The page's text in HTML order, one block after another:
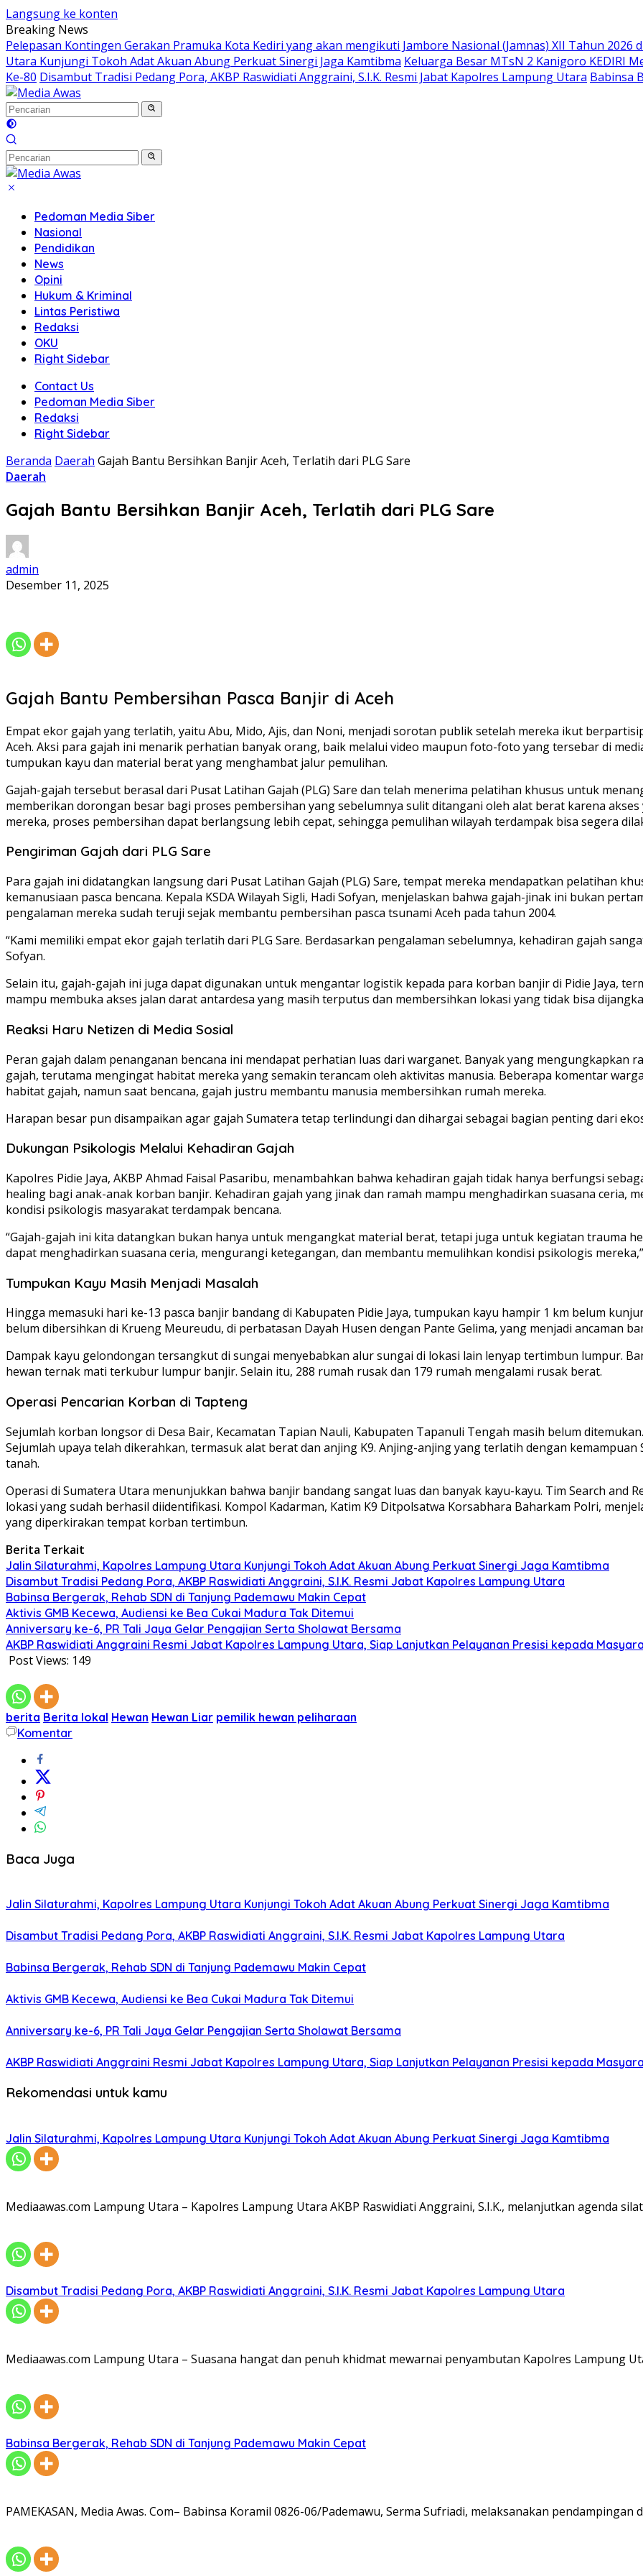
Langsung ke konten
Breaking News
Pelepasan Kontingen Gerakan Pramuka Kota Kediri yang akan mengikuti Jambore Nasional (Jamnas) XII Tahun 2026
Utara Kunjungi Tokoh Adat Akuan Abung Perkuat Sinergi Jaga Kamtibma Keluarga Besar MTsN 2 Kanigoro KEDIRI
Ke-80 Disambut Tradisi Pedang Pora, AKBP Raswidiati Anggraini, S.I.K. Resmi Jabat Kapolres Lampung Utara Babinsa
Pedoman Media Siber
Nasional
Pendidikan
News
Opini
Hukum & Kriminal
Lintas Peristiwa
Redaksi
OKU
Right Sidebar
Contact Us
Pedoman Media Siber
Redaksi
Right Sidebar
Beranda Daerah Gajah Bantu Bersihkan Banjir Aceh, Terlatih dari PLG Sare
Daerah
Gajah Bantu Bersihkan Banjir Aceh, Terlatih dari PLG Sare
admin
Desember 11, 2025
Gajah Bantu Pembersihan Pasca Banjir di Aceh
Empat ekor gajah yang terlatih, yaitu Abu, Mido, Ajis, dan Noni, menjadi sorotan publik setelah mereka ikut
Aceh. Aksi para gajah ini menarik perhatian banyak orang, baik melalui video maupun foto-foto yang tersebar di
tumpukan kayu dan material berat yang menghambat jalur pemulihan.
Gajah-gajah tersebut berasal dari Pusat Latihan Gajah (PLG) Sare dan telah menerima pelatihan khusus untuk
memberikan dorongan besar bagi proses pembersihan yang sebelumnya sulit ditangani oleh alat berat karena
mereka, proses pembersihan dapat berlangsung lebih cepat, sehingga pemulihan wilayah terdampak bisa segera
Pengiriman Gajah dari PLG Sare
Para gajah ini didatangkan langsung dari Pusat Latihan Gajah (PLG) Sare, tempat mereka mendapatkan pelatihan
kemanusiaan pasca bencana. Kepala KSDA Wilayah Sigli, Hadi Sofyan, menjelaskan bahwa gajah-jinak ini bukan
pengalaman mereka sudah teruji sejak membantu pembersihan pasca tsunami Aceh pada tahun 2004.
“Kami memiliki empat ekor gajah terlatih dari PLG Sare. Berdasarkan pengalaman sebelumnya, kehadiran gajah
Sofyan.
Selain itu, gajah-gajah ini juga dapat digunakan untuk mengantar logistik kepada para korban banjir di Pidie Jaya,
mampu membuka akses jalan darat antardesa yang masih terputus dan membersihkan lokasi yang tidak bisa
Reaksi Haru Netizen di Media Sosial
Peran gajah dalam penanganan bencana ini mendapat perhatian luas dari warganet. Banyak yang mengungkapkan
gajah, terutama mengingat habitat mereka yang semakin terancam oleh aktivitas manusia. Beberapa komentar
habitat gajah, namun saat bencana, gajah justru membantu manusia membersihkan rumah mereka.
Harapan besar pun disampaikan agar gajah Sumatera tetap terlindungi dan dihargai sebagai bagian penting dari
Dukungan Psikologis Melalui Kehadiran Gajah
Kapolres Pidie Jaya, AKBP Ahmad Faisal Pasaribu, menambahkan bahwa kehadiran gajah tidak hanya berfungsi
healing bagi anak-anak korban banjir. Kehadiran gajah yang jinak dan ramah mampu menghadirkan suasana ceria,
kondisi psikologis masyarakat terdampak bencana.
“Gajah-gajah ini kita datangkan bukan hanya untuk mengangkat material berat, tetapi juga untuk kegiatan trauma
dapat menghadirkan suasana ceria, mengurangi ketegangan, dan membantu memulihkan kondisi psikologis
Tumpukan Kayu Masih Menjadi Masalah
Hingga memasuki hari ke-13 pasca banjir bandang di Kabupaten Pidie Jaya, tumpukan kayu hampir 1 km belum
belum dibersihkan di Krueng Meureudu, di perbatasan Dayah Husen dengan Pante Gelima, yang menjadi ancaman
Dampak kayu gelondongan tersangkut di sungai menyebabkan alur sungai di lokasi lain lenyap tertimbun lumpur.
hewan ternak mati terkubur lumpur banjir. Selain itu, 288 rumah rusak dan 179 rumah mengalami rusak berat.
Operasi Pencarian Korban di Tapteng
Sejumlah korban longsor di Desa Bair, Kecamatan Tapian Nauli, Kabupaten Tapanuli Tengah masih belum
Sejumlah upaya telah dikerahkan, termasuk alat berat dan anjing K9. Anjing-anjing yang terlatih dengan
tanah.
Operasi di Sumatera Utara menunjukkan bahwa banjir bandang sangat luas dan banyak kayu-kayu. Tim Search and
lokasi yang sudah berhasil diidentifikasi. Kompol Kadarman, Katim K9 Ditpolsatwa Korsabhara Baharkam Polri,
yang diperkirakan tempat korban tertimbun.
Berita Terkait
Jalin Silaturahmi, Kapolres Lampung Utara Kunjungi Tokoh Adat Akuan Abung Perkuat Sinergi Jaga Kamtibma
Disambut Tradisi Pedang Pora, AKBP Raswidiati Anggraini, S.I.K. Resmi Jabat Kapolres Lampung Utara
Babinsa Bergerak, Rehab SDN di Tanjung Pademawu Makin Cepat
Aktivis GMB Kecewa, Audiensi ke Bea Cukai Madura Tak Ditemui
Anniversary ke-6, PR Tali Jaya Gelar Pengajian Serta Sholawat Bersama
AKBP Raswidiati Anggraini Resmi Jabat Kapolres Lampung Utara, Siap Lanjutkan Pelayanan Presisi kepada
Post Views: 149
berita Berita lokal Hewan Hewan Liar pemilik hewan peliharaan
Komentar
Baca Juga
Jalin Silaturahmi, Kapolres Lampung Utara Kunjungi Tokoh Adat Akuan Abung Perkuat Sinergi Jaga Kamtibma
Disambut Tradisi Pedang Pora, AKBP Raswidiati Anggraini, S.I.K. Resmi Jabat Kapolres Lampung Utara
Babinsa Bergerak, Rehab SDN di Tanjung Pademawu Makin Cepat
Aktivis GMB Kecewa, Audiensi ke Bea Cukai Madura Tak Ditemui
Anniversary ke-6, PR Tali Jaya Gelar Pengajian Serta Sholawat Bersama
AKBP Raswidiati Anggraini Resmi Jabat Kapolres Lampung Utara, Siap Lanjutkan Pelayanan Presisi kepada
Rekomendasi untuk kamu
Jalin Silaturahmi, Kapolres Lampung Utara Kunjungi Tokoh Adat Akuan Abung Perkuat Sinergi Jaga Kamtibma
Mediaawas.com Lampung Utara – Kapolres Lampung Utara AKBP Raswidiati Anggraini, S.I.K., melanjutkan agenda
Disambut Tradisi Pedang Pora, AKBP Raswidiati Anggraini, S.I.K. Resmi Jabat Kapolres Lampung Utara
Mediaawas.com Lampung Utara – Suasana hangat dan penuh khidmat mewarnai penyambutan Kapolres Lampung
Babinsa Bergerak, Rehab SDN di Tanjung Pademawu Makin Cepat
PAMEKASAN, Media Awas. Com– Babinsa Koramil 0826-06/Pademawu, Serma Sufriadi, melaksanakan